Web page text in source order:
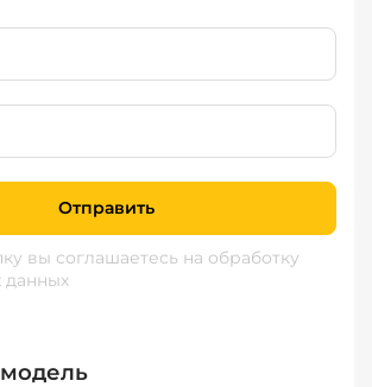
Отправить
вы соглашаетесь на обработку
данных